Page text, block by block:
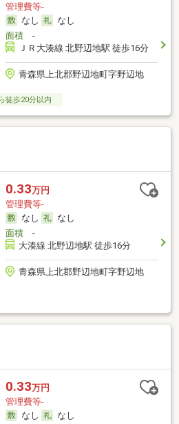
管理費等-
なし
なし
面積-
ＪＲ大湊線 北野辺地駅 徒歩16分
青森県上北郡野辺地町字野辺地
徒歩20分以内
0.33万円
管理費等-
なし
なし
面積-
大湊線 北野辺地駅 徒歩16分
青森県上北郡野辺地町字野辺地
0.33万円
管理費等-
なし
なし